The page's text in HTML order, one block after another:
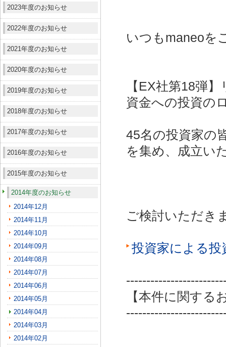
2023年度のお知らせ
2022年度のお知らせ
2021年度のお知らせ
2020年度のお知らせ
2019年度のお知らせ
2018年度のお知らせ
2017年度のお知らせ
2016年度のお知らせ
2015年度のお知らせ
2014年度のお知らせ
2014年12月
2014年11月
2014年10月
2014年09月
2014年08月
2014年07月
2014年06月
2014年05月
2014年04月
2014年03月
2014年02月
いつもmaneoを
【EX社第18弾
資金への投資の
45名の投資家の
を集め、成立い
ご検討いただき
投資家による
【本件に関する